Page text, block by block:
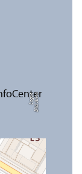
Bil
d:
A
n
n
a
L
o
g
u
e